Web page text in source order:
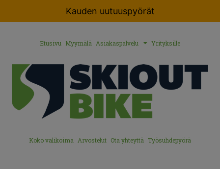
Kauden uutuuspyörät
Etusivu Myymälä Asiakaspalvelu Yrityksille
Koko valikoima Arvostelut Ota yhteyttä Työsuhdepyörä